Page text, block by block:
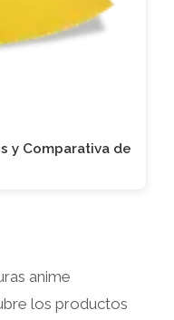
y Comparativa de
anime
los productos